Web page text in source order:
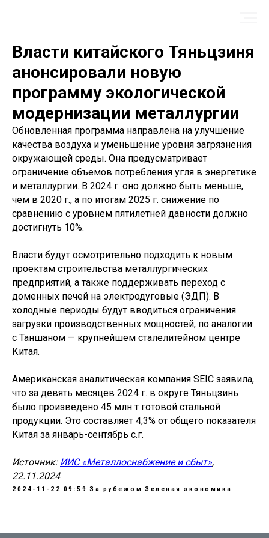
Власти китайского Тяньцзиня
анонсировали новую
программу экологической
модернизации металлургии
Обновленная программа направлена на улучшение
качества воздуха и уменьшение уровня загрязнения
окружающей среды. Она предусматривает
ограничение объемов потребления угля в энергетике
и металлургии. В 2024 г. оно должно быть меньше,
чем в 2020 г., а по итогам 2025 г. снижение по
сравнению с уровнем пятилетней давности должно
достигнуть 10%.
Власти будут осмотрительно подходить к новым
проектам строительства металлургических
предприятий, а также поддерживать переход с
доменных печей на электродуговые (ЭДП). В
холодные периоды будут вводиться ограничения
загрузки производственных мощностей, по аналогии
с Таншаном — крупнейшем сталелитейном центре
Китая.
Американская аналитическая компания SEIC заявила,
что за девять месяцев 2024 г. в округе Тяньцзинь
было произведено 45 млн т готовой стальной
продукции. Это составляет 4,3% от общего показателя
Китая за январь-сентябрь с.г.
Источник: ИИС «Металлоснабжение и сбыт»,
22.11.2024
2024-11-22 09:59 За рубежом Зеленая экономика